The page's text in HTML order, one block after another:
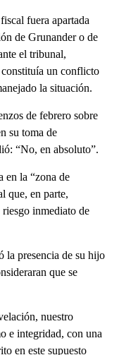
fuera apartada
de Grunander o de
el tribunal,
un conflicto
la situación.
de febrero sobre
su toma de
“No, en absoluto”.
en la “zona de
que, en parte,
inmediato de
la presencia de su hijo
que se
nuestro
e integridad, con una
en este supuesto